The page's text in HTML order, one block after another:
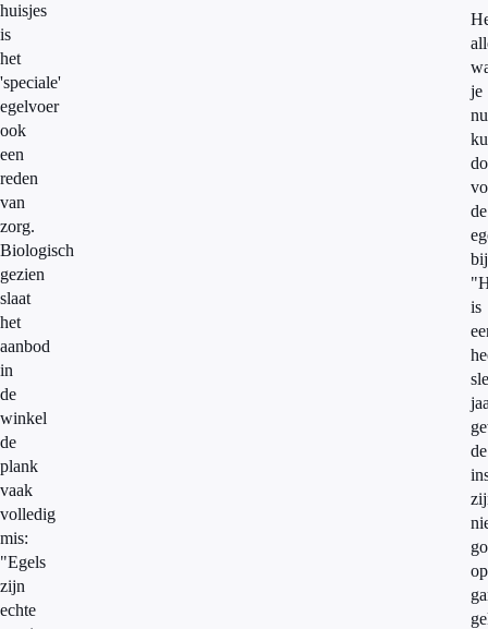
huisjes
is
het
'speciale'
egelvoer
ook
een
reden
van
zorg.
Biologisch
gezien
slaat
het
aanbod
in
de
winkel
de
plank
vaak
volledig
mis:
"Egels
zijn
echte
je
nu
de
is
de
op